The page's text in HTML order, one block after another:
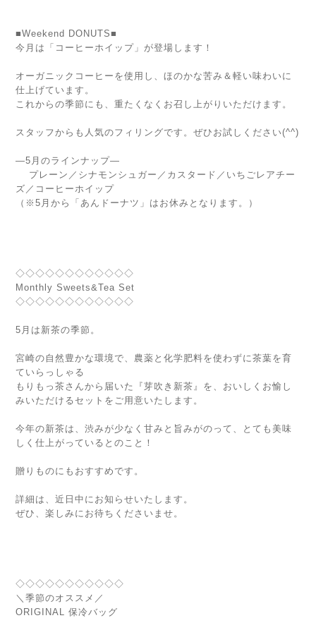
■Weekend DONUTS■
今月は「コーヒーホイップ」が登場します！
オーガニックコーヒーを使用し、ほのかな苦み＆軽い味わいに
仕上げています。
これからの季節にも、重たくなくお召し上がりいただけます。
スタッフからも人気のフィリングです。ぜひお試しください(^^)
―5月のラインナップ―
プレーン／シナモンシュガー／カスタード／いちごレアチー
ズ／コーヒーホイップ
（※5月から「あんドーナツ」はお休みとなります。）
◇◇◇◇◇◇◇◇◇◇◇◇
Monthly Sweets&Tea Set
◇◇◇◇◇◇◇◇◇◇◇◇
5月は新茶の季節。
宮崎の自然豊かな環境で、農薬と化学肥料を使わずに茶葉を育
ていらっしゃる
もりもっ茶さんから届いた『芽吹き新茶』を、おいしくお愉し
みいただけるセットをご用意いたします。
今年の新茶は、渋みが少なく甘みと旨みがのって、とても美味
しく仕上がっているとのこと！
贈りものにもおすすめです。
詳細は、近日中にお知らせいたします。
ぜひ、楽しみにお待ちくださいませ。
◇◇◇◇◇◇◇◇◇◇◇
＼季節のオススメ／
ORIGINAL 保冷バッグ